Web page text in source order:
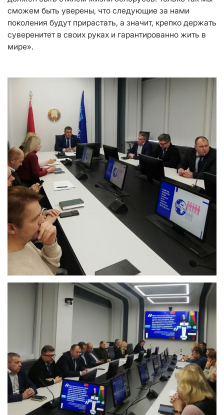
сможем быть уверены, что следующие за нами
поколения будут прирастать, а значит, крепко держать
суверенитет в своих руках и гарантированно жить в
мире».